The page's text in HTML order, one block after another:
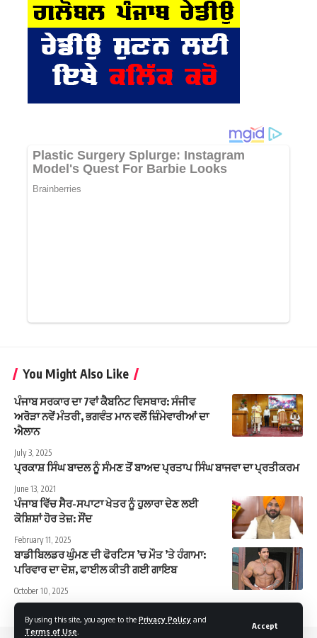
By using this site, you agree to the Privacy Policy and
Terms of Use
Accept
You Might Also Like
ਪੰਜਾਬ ਸਰਕਾਰ ਦਾ 7ਵਾਂ ਕੈਬਨਿਟ ਵਿਸਥਾਰ: ਸੰਜੀਵ
ਅਰੋੜਾ ਨਵੇਂ ਮੰਤਰੀ, ਭਗਵੰਤ ਮਾਨ ਵਲੋਂ ਜ਼ਿੰਮੇਵਾਰੀਆਂ ਦਾ
ਐਲਾਨ
July 3, 2025
ਪ੍ਰਕਾਸ਼ ਸਿੰਘ ਬਾਦਲ ਨੂੰ ਸੰਮਣ ਤੋਂ ਬਾਅਦ ਪ੍ਰਤਾਪ ਸਿੰਘ ਬਾਜਵਾ ਦਾ ਪ੍ਰਤੀਕਰਮ
June 13, 2021
ਪੰਜਾਬ ਵਿੱਚ ਸੈਰ-ਸਪਾਟਾ ਖੇਤਰ ਨੂੰ ਹੁਲਾਰਾ ਦੇਣ ਲਈ
ਕੋਸ਼ਿਸ਼ਾਂ ਹੋਰ ਤੇਜ਼: ਸੌਂਦ
February 11, 2025
ਬਾਡੀਬਿਲਡਰ ਘੁੰਮਣ ਦੀ ਫੋਰਟਿਸ ’ਚ ਮੌਤ ’ਤੇ ਹੰਗਾਮਾ:
ਪਰਿਵਾਰ ਦਾ ਦੋਸ਼, ਫਾਈਲ ਕੀਤੀ ਗਈ ਗਾਇਬ
October 10, 2025